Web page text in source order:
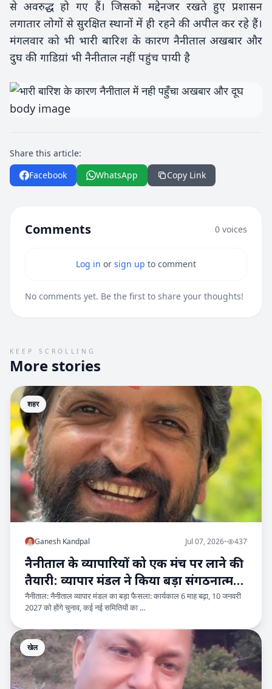
से अवरुद्ध हो गए हैं। जिसको मद्देनजर रखते हुए प्रशासन
लगातार लोगों से सुरक्षित स्थानों में ही रहने की अपील कर रहे हैं।
मंगलवार को भी भारी बारिश के कारण नैनीताल अखबार और
दुघ की गाडिय़ां भी नैनीताल नहीं पहुंच पायी है
Share this article:
Facebook
WhatsApp Copy Link
Comments 0 voices
Log in or sign up to comment
No comments yet. Be the first to share your thoughts!
KEEP SCROLLING
More stories
शहर
Ganesh Kandpal Jul 07, 2026• 437
नैनीताल के व्यापारियों को एक मंच पर लाने की
तैयारी: व्यापार मंडल ने किया बड़ा संगठनात्मक
विस्तार
नैनीताल: नैनीताल व्यापार मंडल का बड़ा फैसला: कार्यकाल 6 माह बढ़ा, 10 जनवरी
2027 को होंगे चुनाव, कई नई समितियों का …
खेल